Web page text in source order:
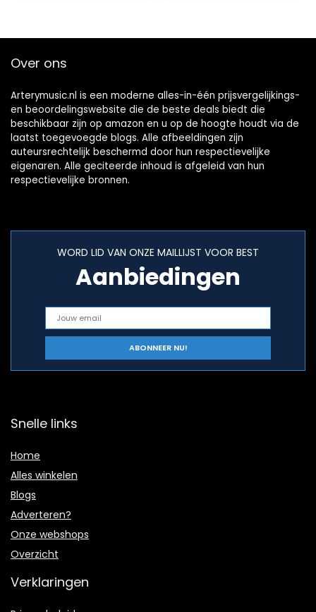
Over ons
Arterymusic.nl is een moderne alles-in-één prijsvergelijkings-
en beoordelingswebsite die de beste deals biedt die
beschikbaar zijn op amazon en u op de hoogte houdt via de
laatst toegevoegde blogs. Alle afbeeldingen zijn
auteursrechtelijk beschermd door hun respectievelijke
eigenaren. Alle geciteerde inhoud is afgeleid van hun
respectievelijke bronnen.
WORD LID VAN ONZE MAILLIJST VOOR BEST
Aanbiedingen
Snelle links
Home
Alles winkelen
Blogs
Adverteren?
Onze webshops
Overzicht
Verklaringen